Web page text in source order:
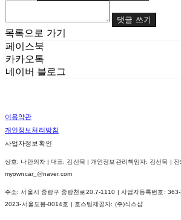
댓글 쓰기
목록으로 가기
페이스북
카카오톡
네이버 블로그
이용약관
개인정보처리방침
사업자정보확인
상호: 나만의차 | 대표: 김선묵 | 개인정보관리책임자: 김선묵 |
myowncar_@naver.com
주소: 서울시 중랑구 중랑천로20,7-1110 | 사업자등록번호:
2023-서울도봉-0014호
| 호스팅제공자: (주)식스샵